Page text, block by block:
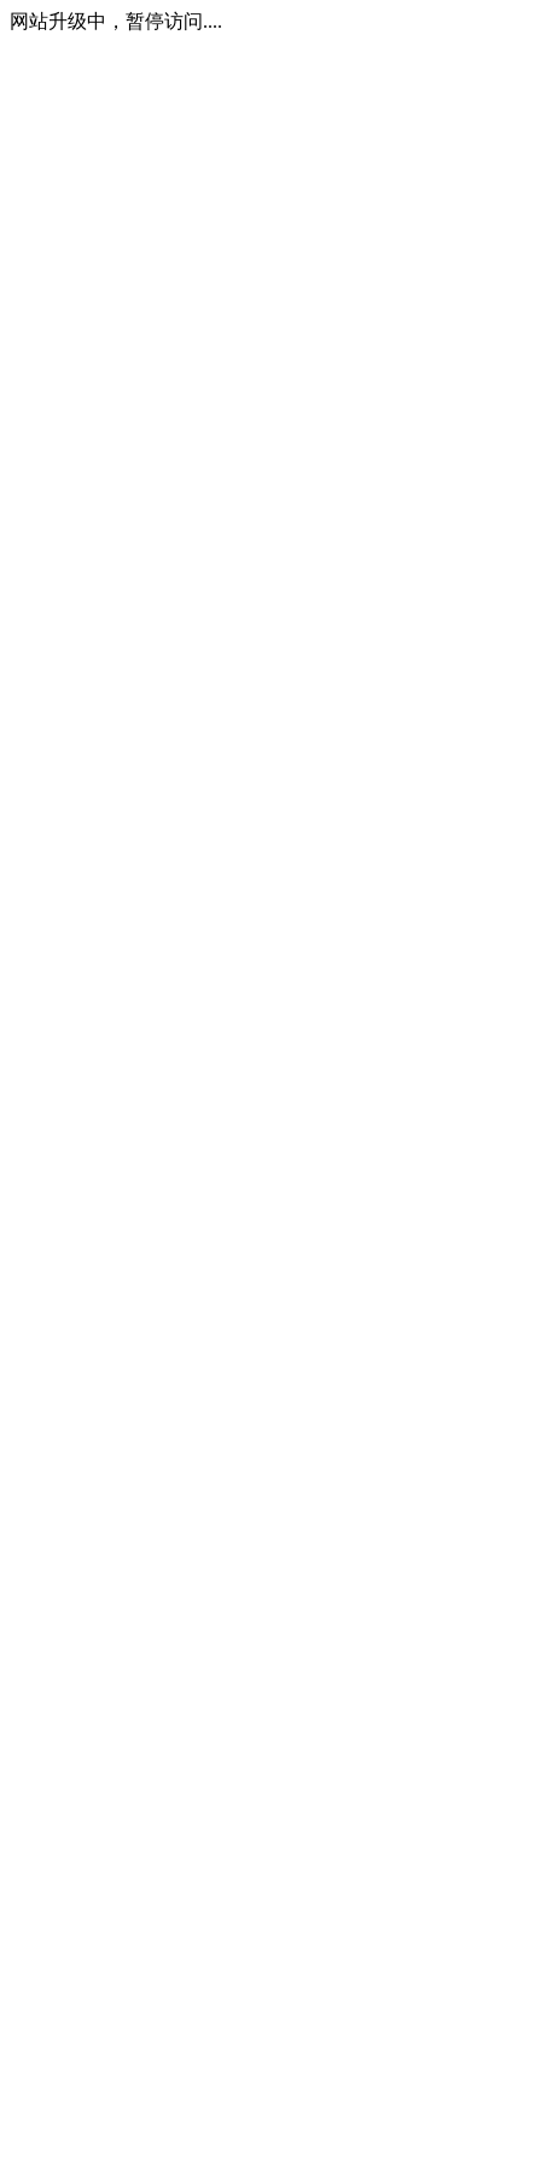
网站升级中，暂停访问....